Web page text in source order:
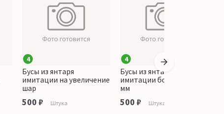
4
Бусы из янтаря
имитации на увеличение
шар
500 ₽ Штука
4
Бусы из янтаря
имитации бочонок 13*9
мм
500 ₽ Штука